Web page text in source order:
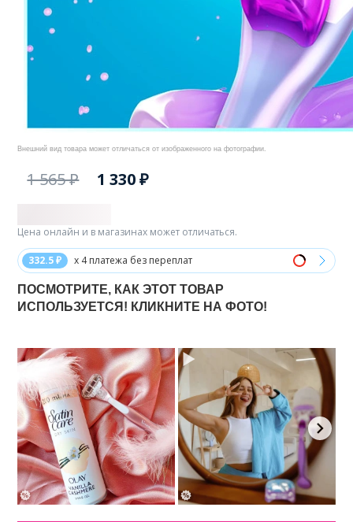
Внешний вид товара может отличаться от изображенного на фотографии.
1 565 ₽ 1 330 ₽
332.5 ₽ x 4 платежа без переплат
Цена онлайн и в магазинах может отличаться.
ПОСМОТРИТЕ, КАК ЭТОТ ТОВАР
ИСПОЛЬЗУЕТСЯ! КЛИКНИТЕ НА ФОТО!